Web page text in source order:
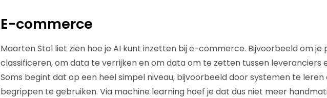
E-commerce
Maarten Stol liet zien hoe je AI kunt inzetten bij e-commerce. Bijvoorbeeld om
classificeren, om data te verrijken en om data om te zetten tussen leveranciers
Soms begint dat op een heel simpel niveau, bijvoorbeeld door systemen te leren
begrippen te gebruiken. Via machine learning hoef je dat dus niet meer